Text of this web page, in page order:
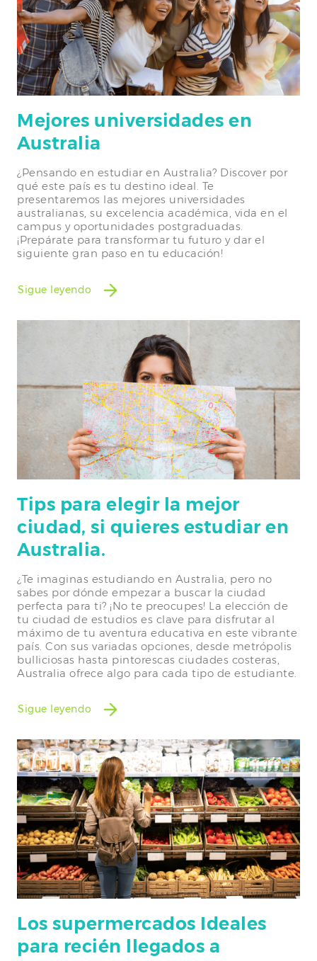
Mejores universidades en
Australia
¿Pensando en estudiar en Australia? Discover por
qué este país es tu destino ideal. Te
presentaremos las mejores universidades
australianas, su excelencia académica, vida en el
campus y oportunidades postgraduadas.
¡Prepárate para transformar tu futuro y dar el
siguiente gran paso en tu educación!
Sigue leyendo
Tips para elegir la mejor
ciudad, si quieres estudiar en
Australia.
¿Te imaginas estudiando en Australia, pero no
sabes por dónde empezar a buscar la ciudad
perfecta para ti? ¡No te preocupes! La elección de
tu ciudad de estudios es clave para disfrutar al
máximo de tu aventura educativa en este vibrante
país. Con sus variadas opciones, desde metrópolis
bulliciosas hasta pintorescas ciudades costeras,
Australia ofrece algo para cada tipo de estudiante.
Sigue leyendo
Los supermercados Ideales
para recién llegados a